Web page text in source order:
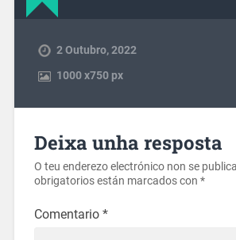
2 Outubro, 2022
1000x750 px
Deixa unha resposta
O teu enderezo electrónico non se
obrigatorios están marcados con *
Comentario *